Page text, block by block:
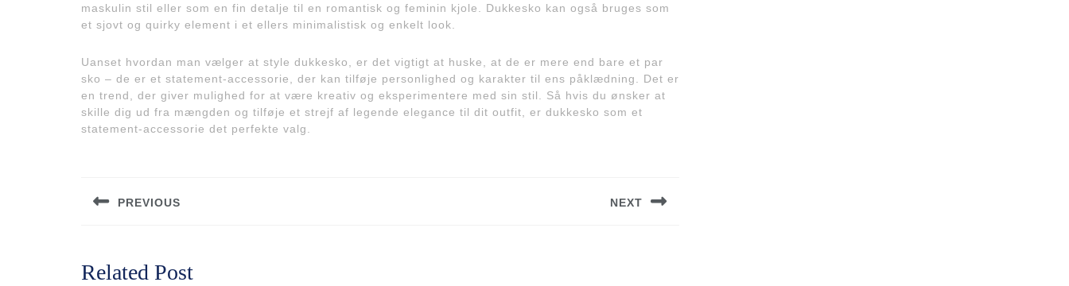
maskulin stil eller som en fin detalje til en romantisk og feminin kjole. Dukkesko kan også bruges som
et sjovt og quirky element i et ellers minimalistisk og enkelt look.
Uanset hvordan man vælger at style dukkesko, er det vigtigt at huske, at de er mere end bare et par
sko – de er et statement-accessorie, der kan tilføje personlighed og karakter til ens påklædning. Det er
en trend, der giver mulighed for at være kreativ og eksperimentere med sin stil. Så hvis du ønsker at
skille dig ud fra mængden og tilføje et strejf af legende elegance til dit outfit, er dukkesko som et
statement-accessorie det perfekte valg.
PREVIOUS NEXT
Related Post